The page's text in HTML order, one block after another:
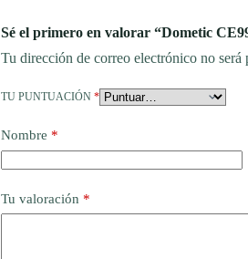
Sé el primero en valorar “Dometic
Tu dirección de correo electrónico no será
TU PUNTUACIÓN *
Nombre *
Tu valoración *